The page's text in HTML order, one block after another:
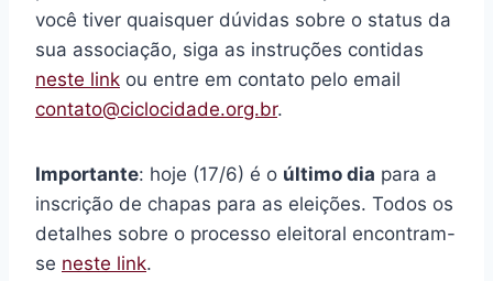
você tiver quaisquer dúvidas sobre o status da
sua associação, siga as instruções contidas
neste link ou entre em contato pelo email
contato@ciclocidade.org.br.
Importante: hoje (17/6) é o último dia para a
inscrição de chapas para as eleições. Todos os
detalhes sobre o processo eleitoral encontram-
se neste link.